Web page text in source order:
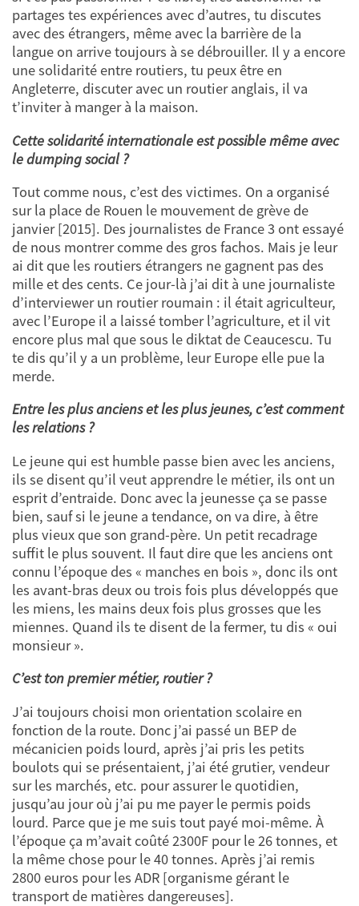
partages tes expériences avec d’autres, tu discutes
avec des étrangers, même avec la barrière de la
langue on arrive toujours à se débrouiller. Il y a encore
une solidarité entre routiers, tu peux être en
Angleterre, discuter avec un routier anglais, il va
t’inviter à manger à la maison.
Cette solidarité internationale est possible même avec
le dumping social ?
Tout comme nous, c’est des victimes. On a organisé
sur la place de Rouen le mouvement de grève de
janvier [2015]. Des journalistes de France 3 ont essayé
de nous montrer comme des gros fachos. Mais je leur
ai dit que les routiers étrangers ne gagnent pas des
mille et des cents. Ce jour-là j’ai dit à une journaliste
d’interviewer un routier roumain : il était agriculteur,
avec l’Europe il a laissé tomber l’agriculture, et il vit
encore plus mal que sous le diktat de Ceaucescu. Tu
te dis qu’il y a un problème, leur Europe elle pue la
merde.
Entre les plus anciens et les plus jeunes, c’est comment
les relations ?
Le jeune qui est humble passe bien avec les anciens,
ils se disent qu’il veut apprendre le métier, ils ont un
esprit d’entraide. Donc avec la jeunesse ça se passe
bien, sauf si le jeune a tendance, on va dire, à être
plus vieux que son grand-père. Un petit recadrage
suffit le plus souvent. Il faut dire que les anciens ont
connu l’époque des « manches en bois », donc ils ont
les avant-bras deux ou trois fois plus développés que
les miens, les mains deux fois plus grosses que les
miennes. Quand ils te disent de la fermer, tu dis « oui
monsieur ».
C’est ton premier métier, routier ?
J’ai toujours choisi mon orientation scolaire en
fonction de la route. Donc j’ai passé un BEP de
mécanicien poids lourd, après j’ai pris les petits
boulots qui se présentaient, j’ai été grutier, vendeur
sur les marchés, etc. pour assurer le quotidien,
jusqu’au jour où j’ai pu me payer le permis poids
lourd. Parce que je me suis tout payé moi-même. À
l’époque ça m’avait coûté 2300F pour le 26 tonnes, et
la même chose pour le 40 tonnes. Après j’ai remis
2800 euros pour les ADR [organisme gérant le
transport de matières dangereuses].